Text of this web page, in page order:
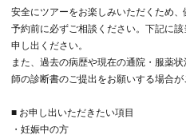
安全にツアーをお楽しみいただくため
予約前に必ずご相談ください。下記に
申し出ください。
また、過去の病歴や現在の通院・服薬
師の診断書のご提出をお願いする場合が
■ お申し出いただきたい項目
・妊娠中の方